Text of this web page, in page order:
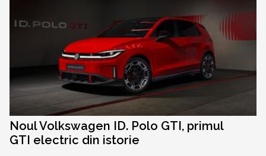
Noul Volkswagen ID. Polo GTI, primul
GTI electric din istorie